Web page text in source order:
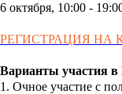
6 октября, 10:00 -
РЕГИСТРАЦИЯ НА
Варианты участия в
1. Очное участие с